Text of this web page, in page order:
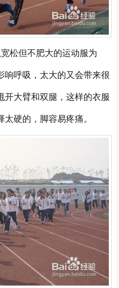
松但不肥大的运动服为
响呼吸，太大的又会带来很
开大臂和双腿，这样的衣服
硬的，脚容易疼痛。